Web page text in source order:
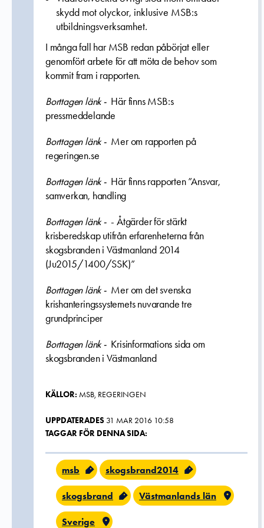
skydd mot olyckor, inklusive MSB:s
utbildningsverksamhet.
I många fall har MSB redan påbörjat eller
genomfört arbete för att möta de behov som
kommit fram i rapporten.
Borttagen länk - Här finns MSB:s
pressmeddelande
Borttagen länk - Mer om rapporten på
regeringen.se
Borttagen länk - Här finns rapporten ”Ansvar,
samverkan, handling
Borttagen länk -- Åtgärder för stärkt
krisberedskap utifrån erfarenheterna från
skogsbranden i Västmanland 2014
(Ju2015/1400/SSK)”
Borttagen länk - Mer om det svenska
krishanteringssystemets nuvarande tre
grundprinciper
Borttagen länk - Krisinformations sida om
skogsbranden i Västmanland
KÄLLOR: MSB, REGERINGEN
UPPDATERADES 31 MAR 2016 10:58
TAGGAR FÖR DENNA SIDA:
msb skogsbrand2014
skogsbrand Västmanlands län
Sverige